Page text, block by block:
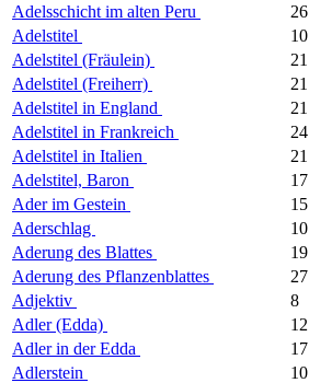
Adelsschicht im alten Peru
26
Adelstitel
10
Adelstitel (Fräulein)
21
Adelstitel (Freiherr)
21
Adelstitel in England
21
Adelstitel in Frankreich
24
Adelstitel in Italien
21
Adelstitel, Baron
17
Ader im Gestein
15
Aderschlag
10
Aderung des Blattes
19
Aderung des Pflanzenblattes
27
Adjektiv
8
Adler (Edda)
12
Adler in der Edda
17
Adlerstein
10